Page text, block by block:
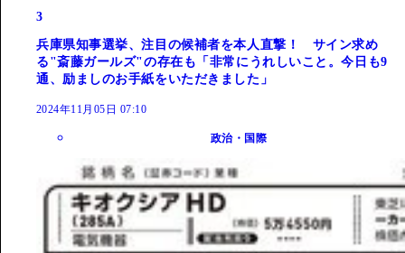
3
兵庫県知事選挙、注目の候補者を本人直撃！ サイン求め
る"斎藤ガールズ"の存在も「非常にうれしいこと。今日も9
通、励ましのお手紙をいただきました」
2024年11月05日 07:10
政治・国際